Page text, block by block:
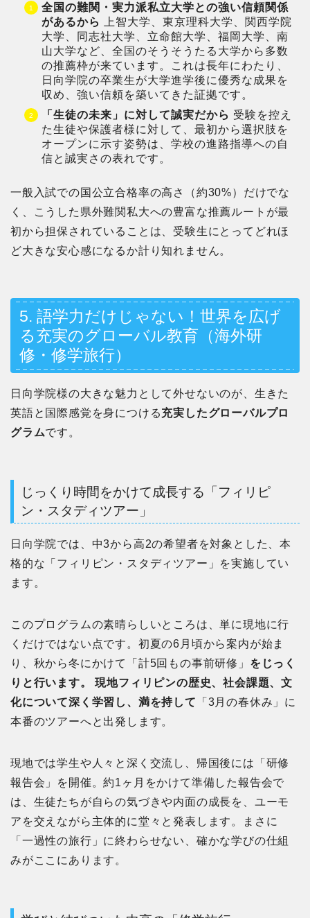
全国の難関・実力派私立大学との強い信頼関係
があるから
上智大学、東京理科大学、関西学院
大学、同志社大学、立命館大学、福岡大学、南
山大学など、全国のそうそうたる大学から多数
の推薦枠が来ています。これは長年にわたり、
日向学院の卒業生が大学進学後に優秀な成果を
収め、強い信頼を築いてきた証拠です。
「生徒の未来」に対して誠実だから 受験を控え
た生徒や保護者様に対して、最初から選択肢を
オープンに示す姿勢は、学校の進路指導への自
信と誠実さの表れです。
一般入試での国公立合格率の高さ（約30%）だけでな
く、こうした県外難関私大への豊富な推薦ルートが最
初から担保されていることは、受験生にとってどれほ
ど大きな安心感になるか計り知れません。
5. 語学力だけじゃない！世界を広げ
る充実のグローバル教育（海外研
修・修学旅行）
日向学院様の大きな魅力として外せないのが、生きた
英語と国際感覚を身につける充実したグローバルプロ
グラムです。
じっくり時間をかけて成長する「フィリピ
ン・スタディツアー」
日向学院では、中3から高2の希望者を対象とした、本
格的な「フィリピン・スタディツアー」を実施してい
ます。
このプログラムの素晴らしいところは、単に現地に行
くだけではない点です。初夏の6月頃から案内が始ま
り、秋から冬にかけて「計5回もの事前研修」 をじっく
りと行います。 現地フィリピンの歴史、社会課題、文
化について深く学習し、満を持して
「3月の春休み」に
本番のツアーへと出発します。
現地では学生や人々と深く交流し、帰国後には「研修
報告会」を開催。約1ヶ月をかけて準備した報告会で
は、生徒たちが自らの気づきや内面の成長を、ユーモ
アを交えながら主体的に堂々と発表します。まさに
「一過性の旅行」に終わらせない、確かな学びの仕組
みがここにあります。